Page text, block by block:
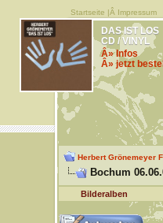
Startseite |Â Impressum
DAS IST LOS
CD / VINYL
Â» Infos
Â» jetzt
Herbert Grönemeyer
Bochum
Bilderalben